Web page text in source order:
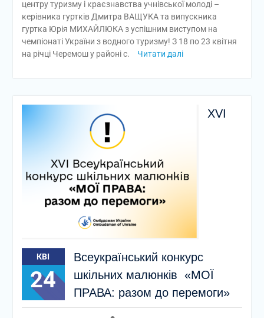
центру туризму і краєзнавства учнівської молоді –
керівника гуртків Дмитра ВАЩУКА та випускника
гуртка Юрія МИХАЙЛЮКА з успішним виступом на
чемпіонаті України з водного туризму! З 18 по 23 квітня
на річці Черемош у районі с.
Читати далі
КВІ
24
XVІ
Всеукраїнський конкурс
шкільних малюнків «МОЇ
ПРАВА: разом до перемоги»